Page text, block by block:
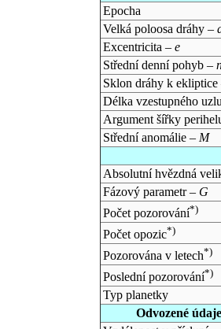
Epocha
Velká poloosa dráhy –
Excentricita – e
Střední denní pohyb –
Sklon dráhy k ekliptice
Délka vzestupného
Argument šířky
Střední anomálie – M
Absolutní hvězdná
Fázový parametr – G
Počet pozorování*)
Počet opozic*)
Pozorována v letech*)
Poslední pozorování*)
Typ planetky
Odvozené